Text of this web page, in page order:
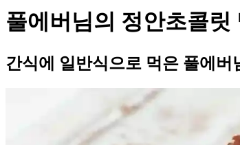
풀에버님의 정안초콜릿
간식에 일반식으로 먹은 풀에